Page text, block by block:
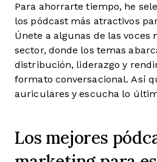
Para ahorrarte tiempo, he
los pódcast más atractivos
Únete a algunas de las voces
sector, donde los temas
distribución, liderazgo y
formato conversacional. Así
auriculares y escucha lo
Los mejores